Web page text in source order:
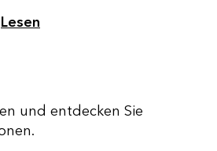
Lesen
und entdecken Sie